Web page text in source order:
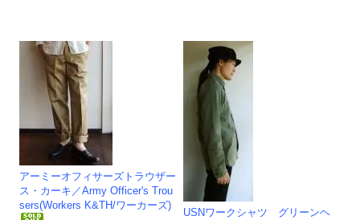
アーミーオフィサーズトラウザー
ス・カーキ／Army Officer's Trou
sers(Workers K&TH/ワーカーズ)
USNワークシャツ グリーンヘ